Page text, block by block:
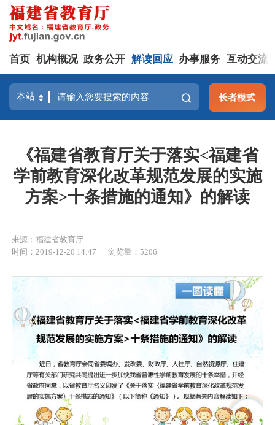
首页 机构概况 政务公开 解读回应 办事服务 互动交流
长者模式
《福建省教育厅关于落实<福建省
学前教育深化改革规范发展的实施
方案>十条措施的通知》的解读
来源：福建省教育厅
时间：2019-12-20 14:47
浏览量：5206